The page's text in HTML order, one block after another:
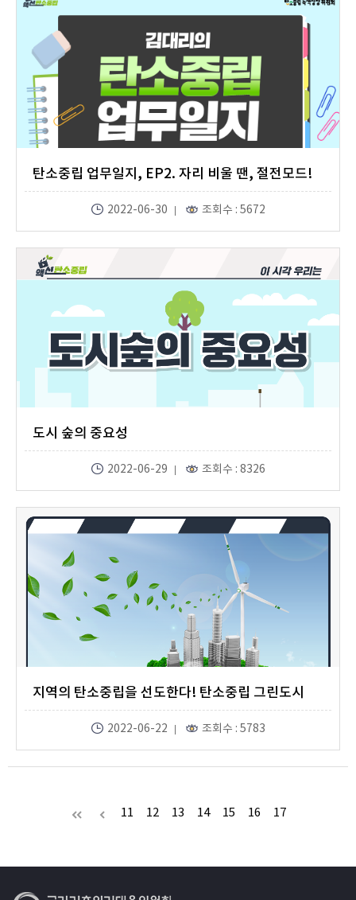
탄소중립 업무일지, EP2. 자리 비울 땐, 절전모드!
2022-06-30 조회수 : 5672
도시 숲의 중요성
2022-06-29 조회수 : 8326
지역의 탄소중립을 선도한다! 탄소중립 그린도시
2022-06-22 조회수 : 5783
11 12 13 14 15 16 17